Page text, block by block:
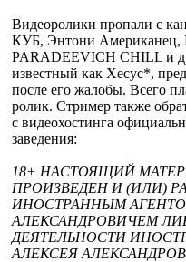
Видеоролики пропали с
КУБ, Энтони
PARADEEVICH CHILL и
известный как Хесус*,
после его жалобы. Всего
ролик. Стример также
с видеохостинга
заведения:
18+ НАСТОЯЩИЙ
ПРОИЗВЕДЕН И (ИЛИ)
ИНОСТРАННЫМ
АЛЕКСАНДРОВИЧЕМ
ДЕЯТЕЛЬНОСТИ
АЛЕКСЕЯ